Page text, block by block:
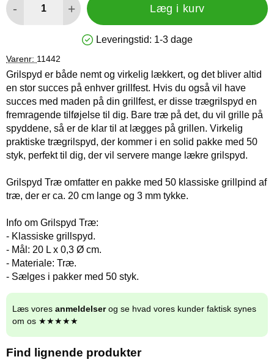
- + Læg i kurv
Produkttilgængelighed: På lager
Leveringstid: 1-3 dage
Varenr: 11442
Grilspyd er både nemt og virkelig lækkert, og det bliver altid
en stor succes på enhver grillfest. Hvis du også vil have
succes med maden på din grillfest, er disse trægrilspyd en
fremragende tilføjelse til dig. Bare træ på det, du vil grille på
spyddene, så er de klar til at lægges på grillen. Virkelig
praktiske trægrilspyd, der kommer i en solid pakke med 50
styk, perfekt til dig, der vil servere mange lækre grilspyd.
Grilspyd Træ omfatter en pakke med 50 klassiske grillpind af
træ, der er ca. 20 cm lange og 3 mm tykke.
Info om Grilspyd Træ:
- Klassiske grillspyd.
- Mål: 20 L x 0,3 Ø cm.
- Materiale: Træ.
- Sælges i pakker med 50 styk.
Læs vores anmeldelserog se hvad vores kunder faktisk synes
om os ★★★★★
Find lignende produkter